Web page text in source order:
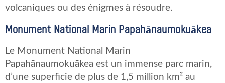
volcaniques ou des énigmes à résoudre.
Monument National Marin Papahānaumokuākea
Le Monument National Marin
Papahānaumokuākea est un immense parc marin,
d’une superficie de plus de 1,5 million km² au